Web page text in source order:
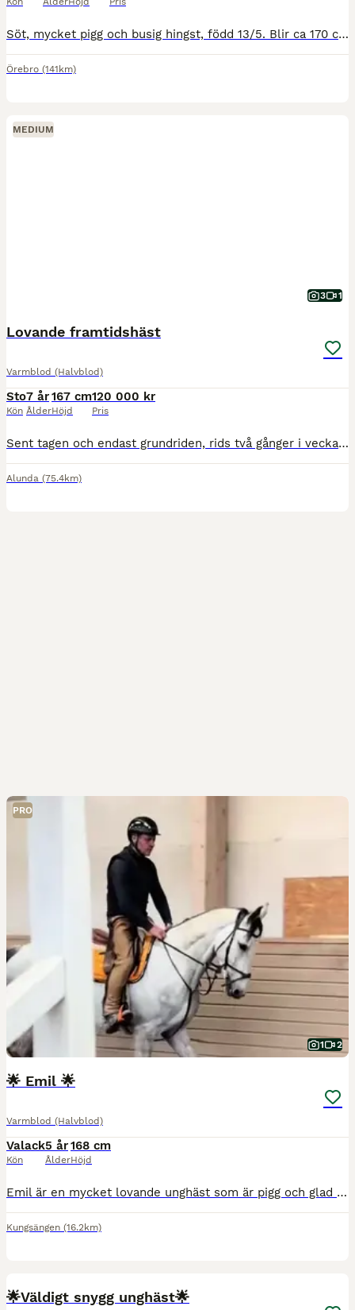
Söt, mycket pigg och busig hingst, född 13/5. Blir ca 170 cm i mkh Mamma Haluna e Contendro I - heraldik xx är mycket nära besläktad (samma pappa och morfar) som bl.a. fälttävlans OS-hästarna Cato
Örebro (141km)
MEDIUM
3 1
Lovande framtidshäst
Varmblod (Halvblod)
Sto
Kön
7 år
Ålder
167 cm
Höjd
120 000 kr
Pris
Sent tagen och endast grundriden, rids två gånger i veckan av fälttävlansryttare. Riden ute och i ridhus, Snäll att hantera, verka, duscha, lasta och åka med. En perfekt häst för dig som vill forma oc
Alunda (75.4km)
PRO
1 2
🌟 Emil 🌟
Varmblod (Halvblod)
Valack
Kön
5 år
Ålder
168 cm
Höjd
Emil är en mycket lovande unghäst som är pigg och glad . I hoppningen är han försiktig och visar på stor kapacitet. Rör sig väldigt fint med plus för den stora galoppen . Han är lite sen i utbildnin
Kungsängen (16.2km)
🌟Väldigt snygg unghäst🌟